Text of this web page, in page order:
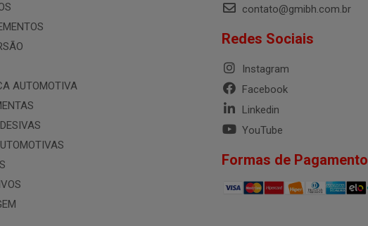
AUTOMOTIVA
contato@gmibh.com.br
Redes Sociais
Instagram
Facebook
Linkedin
YouTube
Formas de Pagamento